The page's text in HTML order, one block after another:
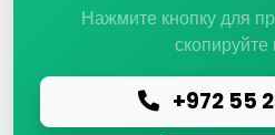
Нажмите кнопку для
+972 55